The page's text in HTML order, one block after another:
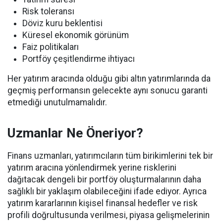
Risk toleransı
Döviz kuru beklentisi
Küresel ekonomik görünüm
Faiz politikaları
Portföy çeşitlendirme ihtiyacı
Her yatırım aracında olduğu gibi altın yatırımlarında da
geçmiş performansın gelecekte aynı sonucu garanti
etmediği unutulmamalıdır.
Uzmanlar Ne Öneriyor?
Finans uzmanları, yatırımcıların tüm birikimlerini tek bir
yatırım aracına yönlendirmek yerine risklerini
dağıtacak dengeli bir portföy oluşturmalarının daha
sağlıklı bir yaklaşım olabileceğini ifade ediyor. Ayrıca
yatırım kararlarının kişisel finansal hedefler ve risk
profili doğrultusunda verilmesi, piyasa gelişmelerinin